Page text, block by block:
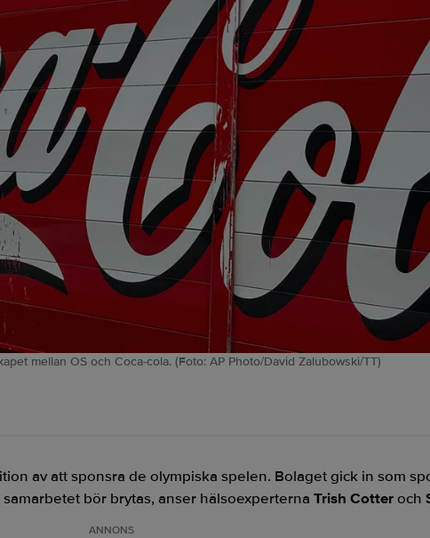
mellan OS och Coca-cola. (Foto: AP Photo/David Zalubowski/TT)
av att sponsra de olympiska spelen. Bolaget gick in som
bör brytas, anser hälsoexperterna Trish Cotteroch
ANNONS